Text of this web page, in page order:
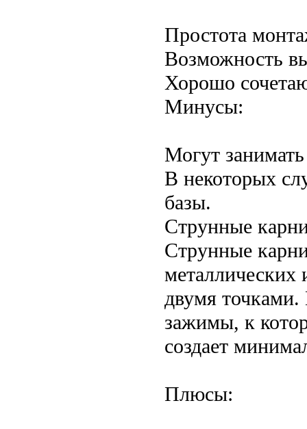
Простота
Возможность
Хорошо
Минусы:
Могут
В некоторых
базы.
Струнные
Струнные
металлических
двумя
зажимы, к
создает
Плюсы: